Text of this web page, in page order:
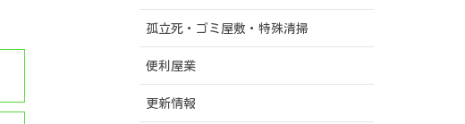
孤立死・ゴミ屋敷・特殊清掃
便利屋業
更新情報